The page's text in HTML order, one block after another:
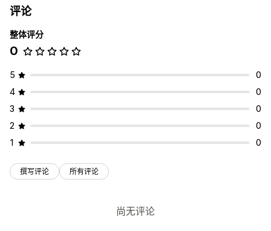
评论
整体评分
0
5
0
4
0
3
0
2
0
1
0
撰写评论 所有评论
尚无评论